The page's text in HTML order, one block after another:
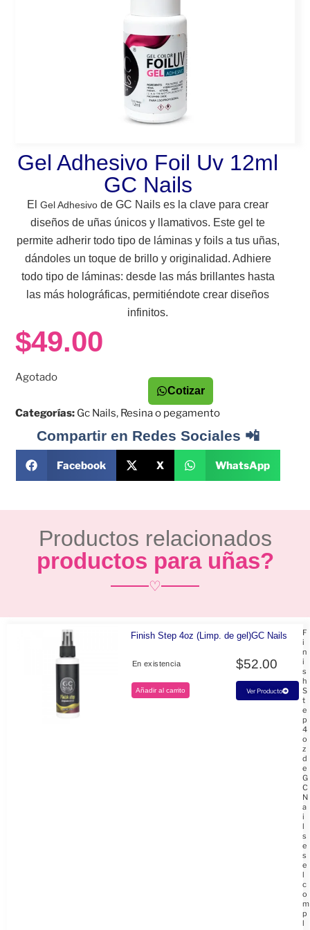
Gel Adhesivo Foil Uv 12ml
GC Nails
ElGel Adhesivo de GC Nails es la clave para crear
diseños de uñas únicos y llamativos. Este gel te
permite adherir todo tipo de láminas y foils a tus uñas,
dándoles un toque de brillo y originalidad. Adhiere
todo tipo de láminas: desde las más brillantes hasta
las más holográficas, permitiéndote crear diseños
infinitos.
$49.00
Agotado
Cotizar
Categorías: Gc Nails, Resina o pegamento
Compartir en Redes Sociales 📲
Facebook X WhatsApp
Productos relacionados
productos para uñas?
♡
Finish Step 4oz (Limp. de gel)GC Nails
En existencia $52.00
Añadir al carrito Ver Producto
F
i
n
i
s
h
S
t
e
p
4
o
z
d
e
G
C
N
a
i
l
s
e
s
e
l
c
o
m
p
l